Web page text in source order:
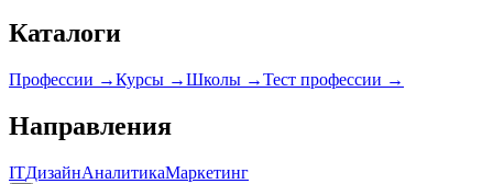
Каталоги
Профессии →Курсы →Школы →Тест профессии →
Направления
ITДизайнАналитикаМаркетинг